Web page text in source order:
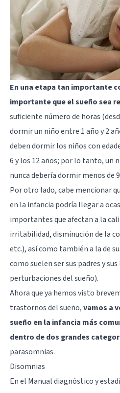
En una etapa tan importante
importante que el sueño sea
suficiente número de horas
dormir un niño entre 1 año y 2
deben dormir los niños con
6 y los 12 años; por lo tanto, un
nunca debería dormir menos de
Por otro lado, cabe mencionar
en la infancia podría llegar a
importantes que afectan a la
irritabilidad, disminución de la
etc.), así como también a la de
como suelen ser sus padres y
perturbaciones del sueño).
Ahora que ya hemos visto
trastornos del sueño,vamos a
sueño en la infancia más
dentro de dos grandes
parasomnias.
Disomnias
En el Manual diagnóstico y